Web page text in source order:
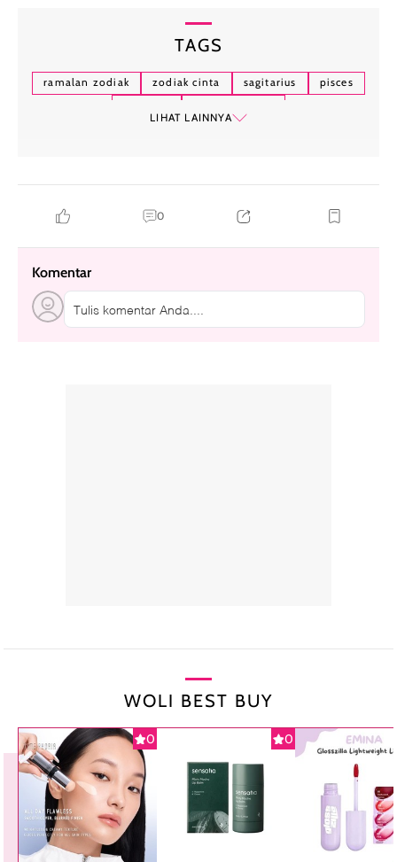
TAGS
ramalan zodiak zodiak cinta sagitarius
pisces
LIHAT LAINNYA
0
Komentar
Tulis komentar Anda....
WOLI BEST BUY
0 0